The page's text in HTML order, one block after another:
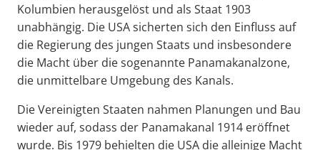
Kolumbien herausgelöst und als Staat 1903
unabhängig. Die USA sicherten sich den Einfluss auf
die Regierung des jungen Staats und insbesondere
die Macht über die sogenannte Panamakanalzone,
die unmittelbare Umgebung des Kanals.
Die Vereinigten Staaten nahmen Planungen und Bau
wieder auf, sodass der Panamakanal 1914 eröffnet
wurde. Bis 1979 behielten die USA die alleinige Macht